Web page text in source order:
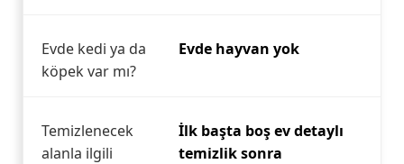
Evde kedi ya da
köpek var mı?
Evde hayvan yok
Temizlenecek
alanla ilgili
İlk başta boş ev detaylı
temizlik sonra